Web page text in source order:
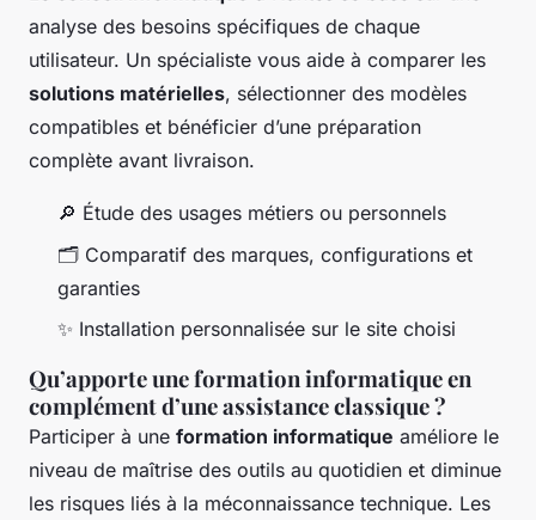
analyse des besoins spécifiques de chaque
utilisateur. Un spécialiste vous aide à comparer les
solutions matérielles, sélectionner des modèles
compatibles et bénéficier d’une préparation
complète avant livraison.
🔎 Étude des usages métiers ou personnels
🗂️ Comparatif des marques, configurations et
garanties
✨ Installation personnalisée sur le site choisi
Qu’apporte une formation informatique en
complément d’une assistance classique ?
Participer à une formation informatique améliore le
niveau de maîtrise des outils au quotidien et diminue
les risques liés à la méconnaissance technique. Les